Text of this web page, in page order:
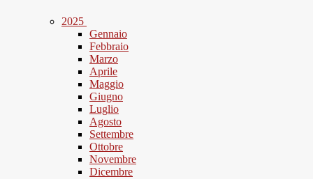
2025
Gennaio
Febbraio
Marzo
Aprile
Maggio
Giugno
Luglio
Agosto
Settembre
Ottobre
Novembre
Dicembre